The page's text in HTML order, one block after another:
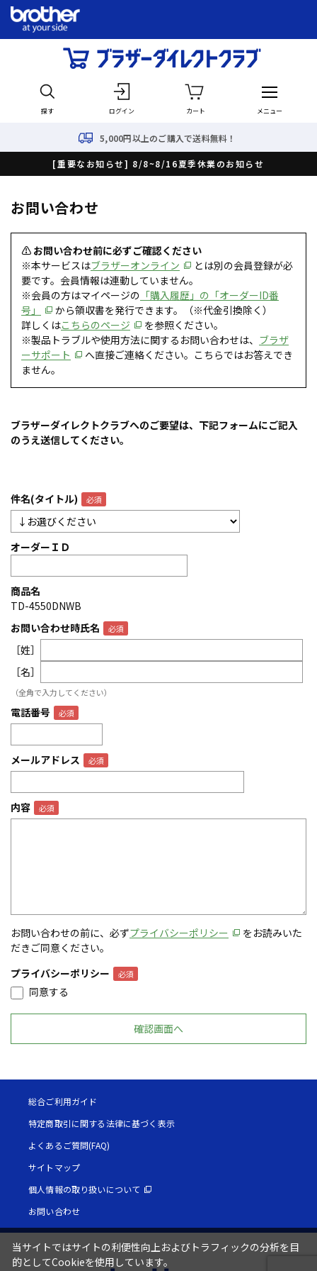
探す ログイン カート メニュー
5,000円以上のご購入で送料無料！
[重要なお知らせ] 8/8~8/16夏季休業のお知らせ
お問い合わせ
⚠ お問い合わせ前に必ずご確認ください
※本サービスはブラザーオンライン
とは別の会員登録が必
要です。会員情報は連動していません。
※会員の方はマイページの 「購入履歴」の「オーダーID番
号」
から領収書を発行できます。（※代金引換除く）
詳しくはこちらのページ
を参照ください。
※製品トラブルや使用方法に関するお問い合わせは、 ブラザ
ーサポート
へ直接ご連絡ください。こちらではお答えでき
ません。
ブラザーダイレクトクラブへのご要望は、下記フォームにご記入
のうえ送信してください。
件名(タイトル)
オーダーＩＤ
商品名
TD-4550DNWB
お問い合わせ時氏名
［姓］
［名］
（全角で入力してください）
電話番号
メールアドレス
内容
お問い合わせの前に、必ずプライバシーポリシー
をお読みいた
だきご同意ください。
プライバシーポリシー
同意する
総合ご利用ガイド
特定商取引に関する法律に基づく表示
よくあるご質問(FAQ)
サイトマップ
個人情報の取り扱いについて
お問い合わせ
当サイトではサイトの利便性向上およびトラフィックの分析を目
的としてCookieを使用しています。